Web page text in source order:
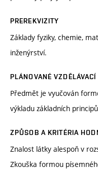
PREREKVIZITY
Základy fyziky, chemie,
inženýrství.
PLÁNOVANÉ
Předmět je vyučován
výkladu základních
ZPŮSOB A KRITÉRIA
Znalost látky alespoň v
Zkouška formou